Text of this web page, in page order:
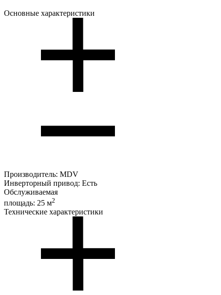
Основные характеристики
Производитель: MDV
Инверторный привод: Есть
Обслуживаемая
площадь: 25 м2
Технические характеристики